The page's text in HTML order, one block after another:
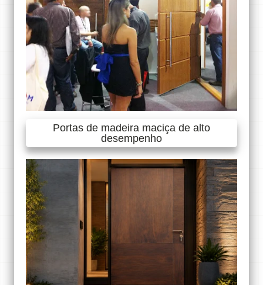
Portas de madeira maciça de alto
desempenho